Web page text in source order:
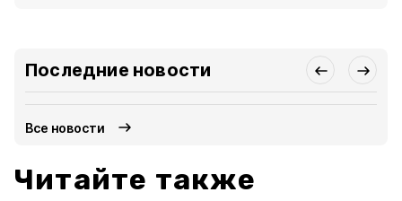
Последние новости
Все новости
Читайте также